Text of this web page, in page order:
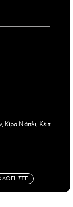
Νάιτλι, Κέιτ